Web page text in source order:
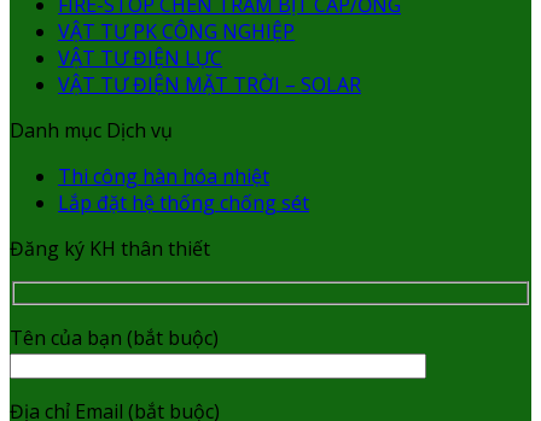
VẬT TƯ PK CÔNG NGHIỆP
VẬT TƯ ĐIỆN LỰC
VẬT TƯ ĐIỆN MẶT TRỜI – SOLAR
Danh mục Dịch vụ
Thi công hàn hóa nhiệt
Lắp đặt hệ thống chống sét
Đăng ký KH thân thiết
Tên của bạn (bắt buộc)
Địa chỉ Email (bắt buộc)